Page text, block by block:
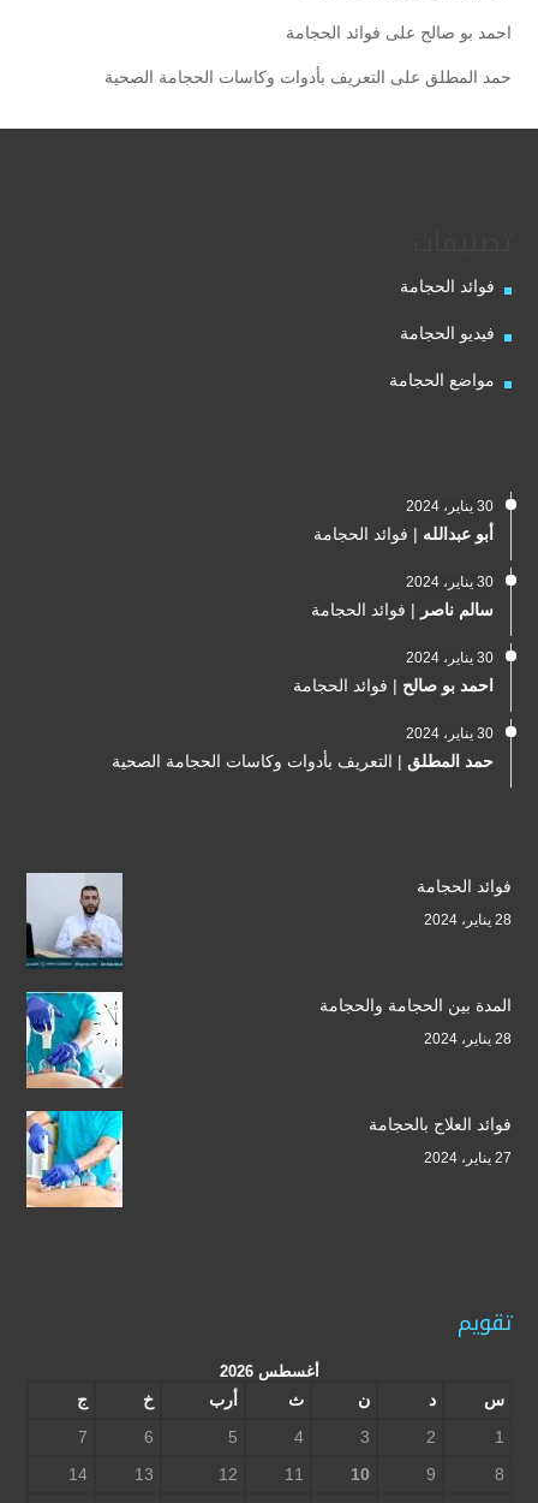
احمد بو صالح على فوائد الحجامة
حمد المطلق على التعريف بأدوات وكاسات الحجامة الصحية
فوائد الحجامة
فيديو الحجامة
مواضع الحجامة
30 يناير، 2024
أبو عبدالله | فوائد الحجامة
30 يناير، 2024
سالم ناصر | فوائد الحجامة
30 يناير، 2024
احمد بو صالح | فوائد الحجامة
30 يناير، 2024
حمد المطلق | التعريف بأدوات وكاسات الحجامة الصحية
فوائد الحجامة
28 يناير، 2024
المدة بين الحجامة والحجامة
28 يناير، 2024
فوائد العلاج بالحجامة
27 يناير، 2024
تقويم
أغسطس 2026
س د ن ث أرب خ
ج
1
2
3
4
5
6
7
8
9
10
11
12
13
14